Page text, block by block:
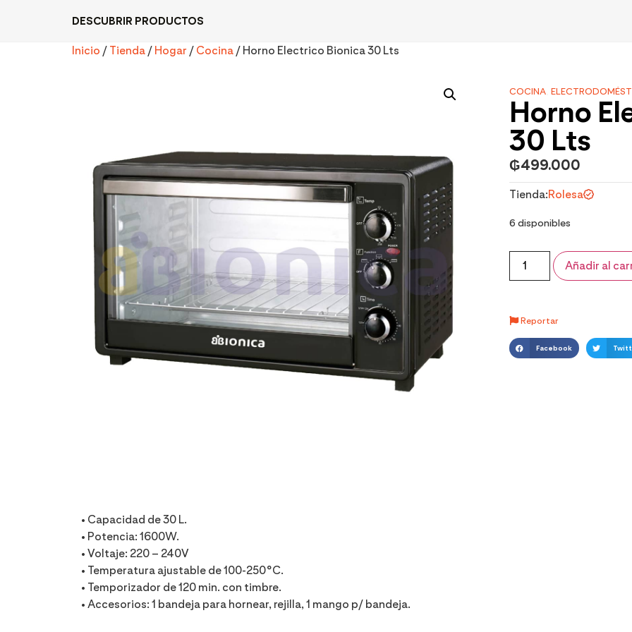
DESCUBRIR PRODUCTOS
Inicio / Tienda / Hogar / Cocina / Horno Electrico Bionica 30 Lts
COCINA
Horno
30 Lts
₲499.000
Tienda:Rolesa
6 disponibles
Añadir al
Reportar
Facebook
• Capacidad de 30 L.
• Potencia: 1600W.
• Voltaje: 220 – 240V
• Temperatura ajustable de 100-250°C.
• Temporizador de 120 min. con timbre.
• Accesorios: 1 bandeja para hornear, rejilla, 1 mango p/ bandeja.